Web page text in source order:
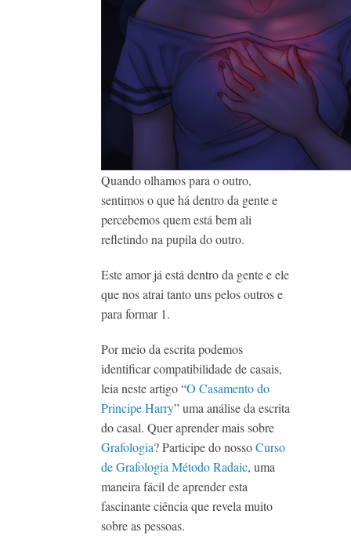
Quando olhamos para o outro,
sentimos o que há dentro da gente e
percebemos quem está bem ali
refletindo na pupila do outro.
Este amor já está dentro da gente e ele
que nos atrai tanto uns pelos outros e
para formar 1.
Por meio da escrita podemos
identificar compatibilidade de casais,
leia neste artigo “O Casamento do
Principe Harry” uma análise da escrita
do casal. Quer aprender mais sobre
Grafologia? Participe do nossoCurso
de Grafologia Método Radaic, uma
maneira fácil de aprender esta
fascinante ciência que revela muito
sobre as pessoas.